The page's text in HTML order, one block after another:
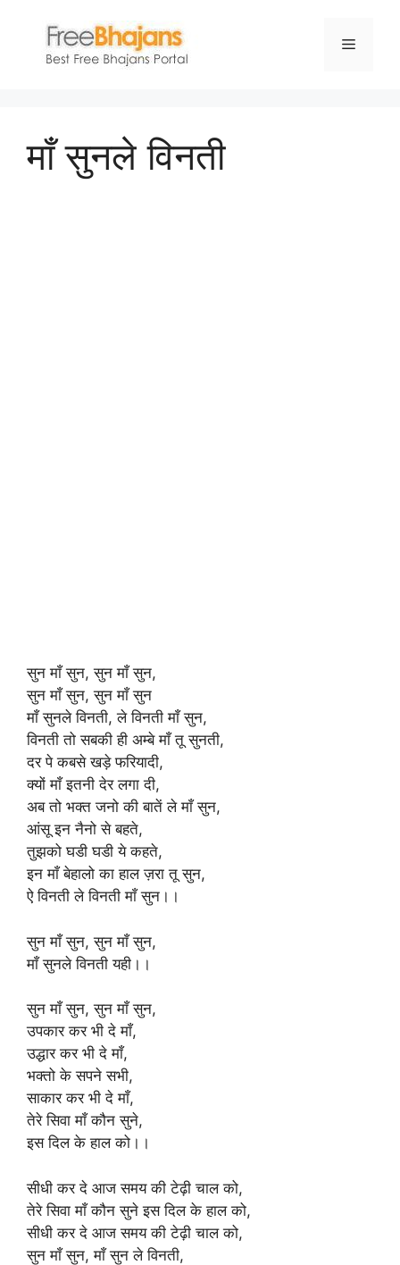
content
Menu
माँ सुनले विनती
सुन माँ सुन, सुन माँ सुन,
सुन माँ सुन, सुन माँ सुन
माँ सुनले विनती, ले विनती माँ सुन,
विनती तो सबकी ही अम्बे माँ तू सुनती,
दर पे कबसे खड़े फरियादी,
क्यों माँ इतनी देर लगा दी,
अब तो भक्त जनो की बातें ले माँ सुन,
आंसू इन नैनो से बहते,
तुझको घडी घडी ये कहते,
इन माँ बेहालो का हाल ज़रा तू सुन,
ऐ विनती ले विनती माँ सुन।।
सुन माँ सुन, सुन माँ सुन,
माँ सुनले विनती यही।।
सुन माँ सुन, सुन माँ सुन,
उपकार कर भी दे माँ,
उद्धार कर भी दे माँ,
भक्तो के सपने सभी,
साकार कर भी दे माँ,
तेरे सिवा माँ कौन सुने,
इस दिल के हाल को।।
सीधी कर दे आज समय की टेढ़ी चाल को,
तेरे सिवा माँ कौन सुने इस दिल के हाल को,
सीधी कर दे आज समय की टेढ़ी चाल को,
सुन माँ सुन, माँ सुन ले विनती,